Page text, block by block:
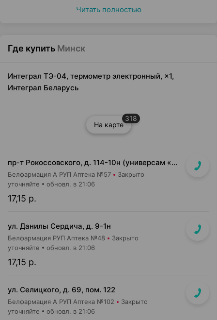
Читать полностью
Где купить Минск
Интеграл ТЭ-04, термометр электронный, ×1,
Интеграл Беларусь
На карте
318
пр-т Рокоссовского, д. 114-10н (универсам «Санта»)
Белфармация А РУП Аптека №57 Закрыто
17,15 р.
уточняйте обновл. в 21:06
ул. Данилы Сердича, д. 9-1н
Белфармация РУП Аптека №48 Закрыто
17,15 р.
уточняйте обновл. в 21:06
ул. Селицкого, д. 69, пом. 122
Белфармация А РУП Аптека №102 Закрыто
уточняйте обновл. в 21:06